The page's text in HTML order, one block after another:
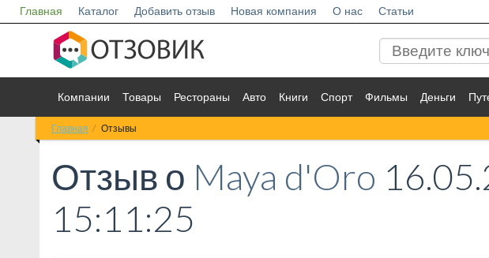
Главная Каталог Добавить отзыв Новая компания О нас Статьи
Компании Товары Рестораны Авто Книги Спорт Фильмы Деньги
Главная Отзывы
Отзыв о Maya d'Oro
15:11:25